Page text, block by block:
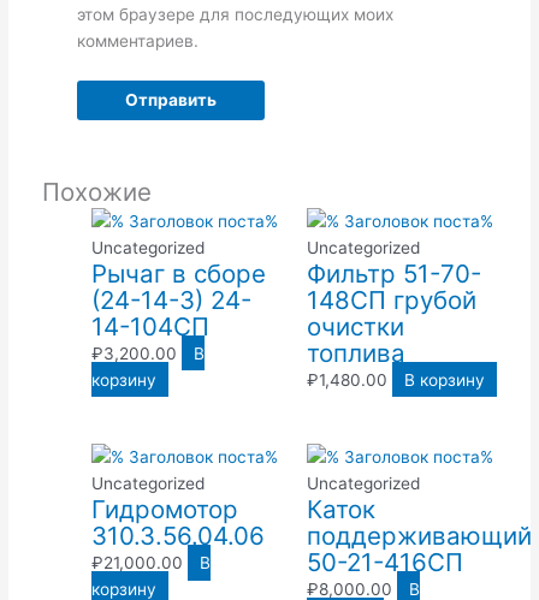
этом браузере для последующих моих
комментариев.
Похожие
Uncategorized
Рычаг в сборе
(24-14-3) 24-
14-104СП
₽3,200.00
В
корзину
Uncategorized
Фильтр 51-70-
148СП грубой
очистки
топлива
₽1,480.00 В корзину
Uncategorized
Гидромотор
310.3.56.04.06
₽21,000.00
В
корзину
Uncategorized
Каток
поддерживающий
50-21-416СП
₽8,000.00
В